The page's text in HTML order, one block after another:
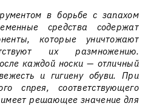
в борьбе с запахом
средства содержат
которые уничтожают
их размножению.
каждой носки — отличный
и гигиену обуви. При
спрея, соответствующего
имеет решающее значение для